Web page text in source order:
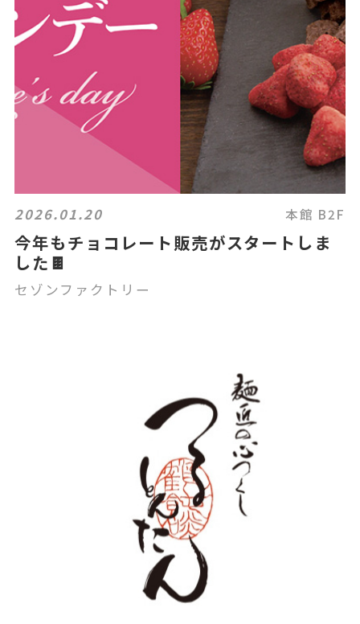
2026.01.20 本館 B2F
今年もチョコレート販売がスタートしま
した🍫
セゾンファクトリー